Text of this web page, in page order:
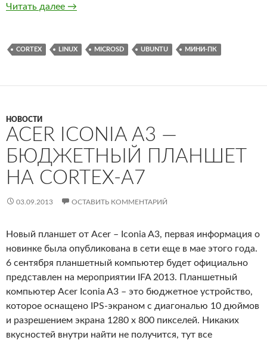
Читать далее Rikomagic Cloudsto MK802IV LE — мини-ПК
→
CORTEX LINUX MICROSD UBUNTU МИНИ-ПК
НОВОСТИ
ACER ICONIA A3 —
БЮДЖЕТНЫЙ ПЛАНШЕТ
НА CORTEX-A7
03.09.2013 ОСТАВИТЬ КОММЕНТАРИЙ
Новый планшет от Acer – Iconia A3, первая информация о
новинке была опубликована в сети еще в мае этого года.
6 сентября планшетный компьютер будет официально
представлен на мероприятии IFA 2013. Планшетный
компьютер Acer Iconia A3 – это бюджетное устройство,
которое оснащено IPS-экраном с диагональю 10 дюймов
и разрешением экрана 1280 x 800 пикселей. Никаких
вкусностей внутри найти не получится, тут все